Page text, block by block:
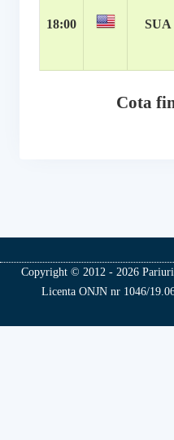
18:00 SUA
Cota
Copyright © 2012 - 2026
Licenta ONJN nr 1046/